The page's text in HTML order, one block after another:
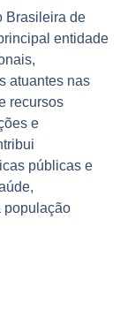
Brasileira de
entidade
atuantes nas
recursos
e
públicas e
população